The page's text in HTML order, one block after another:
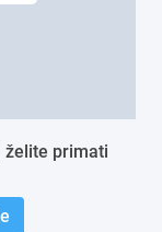
želite primati